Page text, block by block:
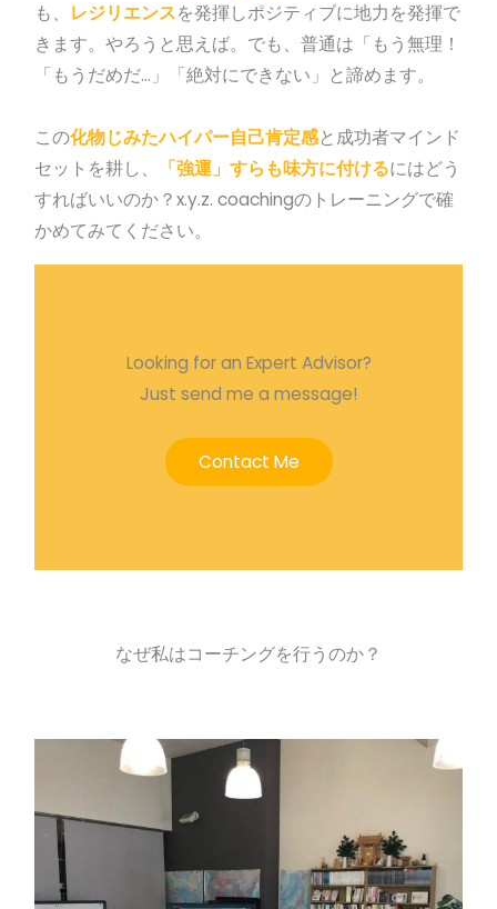
も、 レジリエンスを発揮しポジティブに地力を発揮で
きます。やろうと思えば。でも、普通は「もう無理！
「もうだめだ…」「絶対にできない」と諦めます。
この化物じみたハイパー自己肯定感と成功者マインド
セットを耕し、
「強運」すらも味方に付けるにはどう
すればいいのか？x.y.z. coachingのトレーニングで確
かめてみてください。
Looking for an Expert Advisor?
Just send me a message!
Contact Me
なぜ私はコーチングを行うのか？